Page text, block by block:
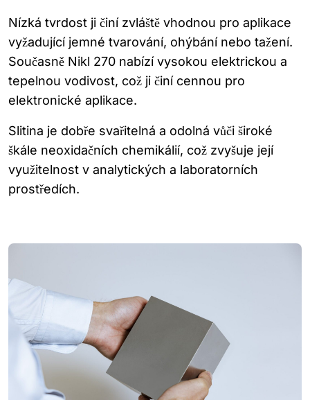
Nízká tvrdost ji činí zvláště vhodnou pro aplikace
vyžadující jemné tvarování, ohýbání nebo tažení.
Současně Nikl 270 nabízí vysokou elektrickou a
tepelnou vodivost, což ji činí cennou pro
elektronické aplikace.
Slitina je dobře svařitelná a odolná vůči široké
škále neoxidačních chemikálií, což zvyšuje její
využitelnost v analytických a laboratorních
prostředích.